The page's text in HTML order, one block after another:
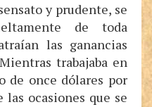
y prudente, se
de toda
las ganancias
trabajaba en
de once dólares por
las ocasiones que se